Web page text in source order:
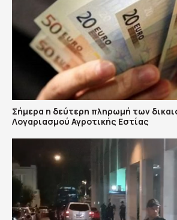
Σήμερα η δεύτερη πληρωμή των
Λογαριασμού Αγροτικής Εστίας